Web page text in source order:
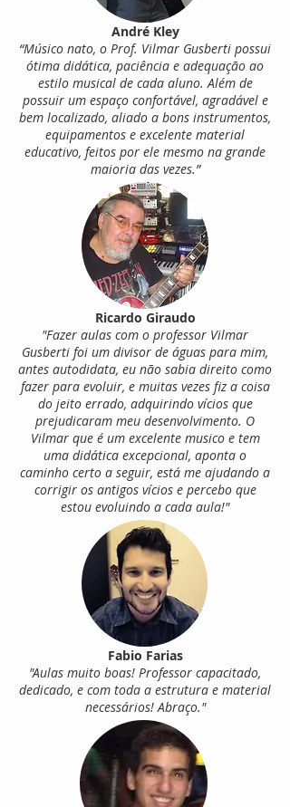
André Kley
“Músico nato, o Prof. Vilmar Gusberti possui
ótima didática, paciência e adequação ao
estilo musical de cada aluno. Além de
possuir um espaço confortável, agradável e
bem localizado, aliado a bons instrumentos,
equipamentos e excelente material
educativo, feitos por ele mesmo na grande
maioria das vezes.”
Ricardo Giraudo
"Fazer aulas com o professor Vilmar
Gusberti foi um divisor de águas para mim,
antes autodidata, eu não sabia direito como
fazer para evoluir, e muitas vezes fiz a coisa
do jeito errado, adquirindo vícios que
prejudicaram meu desenvolvimento. O
Vilmar que é um excelente musico e tem
uma didática excepcional, aponta o
caminho certo a seguir, está me ajudando a
corrigir os antigos vícios e percebo que
estou evoluindo a cada aula!"
Fabio Farias
"Aulas muito boas! Professor capacitado,
dedicado, e com toda a estrutura e material
necessários! Abraço."